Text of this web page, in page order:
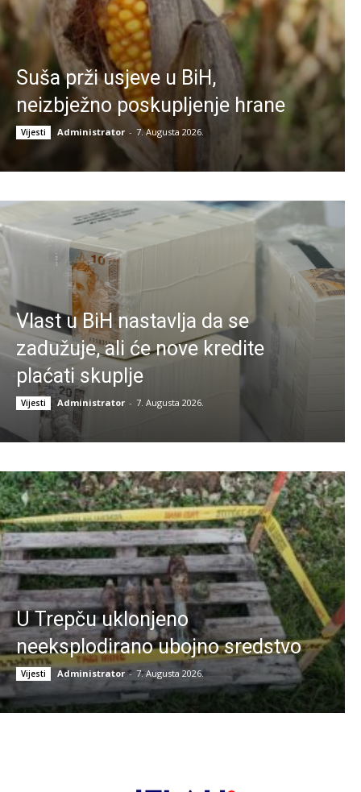
Suša prži usjeve u BiH,
neizbježno poskupljenje hrane
Vijesti Administrator - 7. Augusta 2026.
Vlast u BiH nastavlja da se
zadužuje, ali će nove kredite
plaćati skuplje
Vijesti Administrator - 7. Augusta 2026.
U Trepču uklonjeno
neeksplodirano ubojno sredstvo
Vijesti Administrator - 7. Augusta 2026.